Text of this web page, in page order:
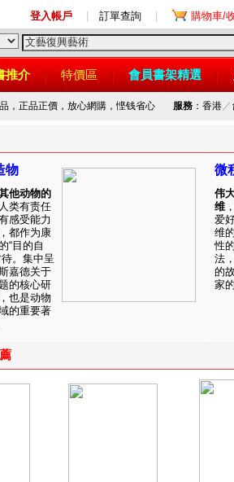
登入帳戶 訂單查詢 購物車/
推介 特價區 會員書架精選
，正品正價，放心網購，悭钱省心 服務：香港／
物
他动物的
类有责任
感受能力
都作为康
“目的自
待。集中呈
嘉德关于
的核心研
也是动物
的重要著
微
伟
维
爱
维
性
法
的
家